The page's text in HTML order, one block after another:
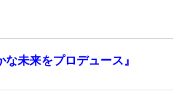
な未来をプロデュース』